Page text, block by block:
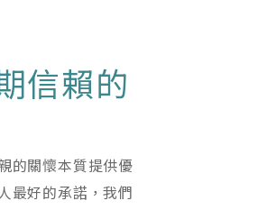
信賴的
的關懷本質提供優
最好的承諾，我們